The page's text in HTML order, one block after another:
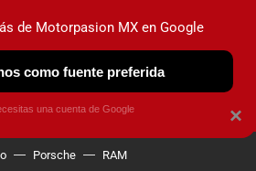
HOY NO CIRCULA
Porsche RAM
×
de Motorpasion MX en Google
como fuente preferida
una cuenta de Google